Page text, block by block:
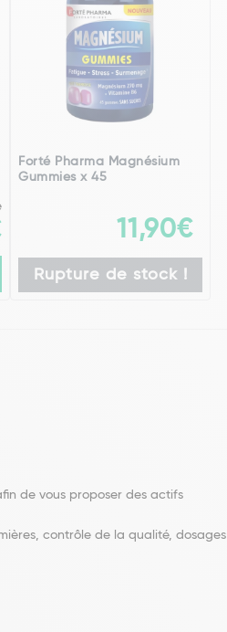
Forté Pharma Magnésium
Gummies x 45
11,90€
Rupture de stock !
de vous proposer des actifs
contrôle de la qualité, dosages